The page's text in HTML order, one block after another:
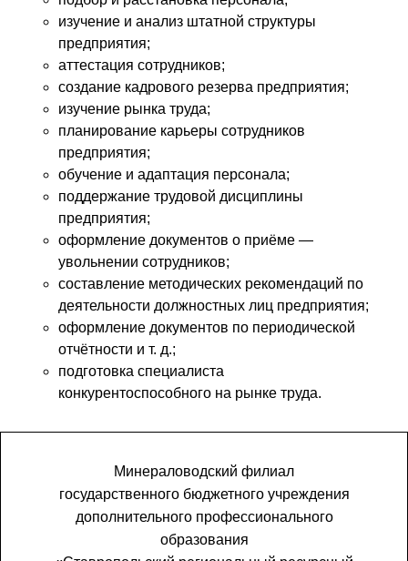
изучение и анализ штатной структуры
предприятия;
аттестация сотрудников;
создание кадрового резерва предприятия;
изучение рынка труда;
планирование карьеры сотрудников
предприятия;
обучение и адаптация персонала;
поддержание трудовой дисциплины
предприятия;
оформление документов о приёме —
увольнении сотрудников;
составление методических рекомендаций по
деятельности должностных лиц предприятия;
оформление документов по периодической
отчётности и т. д.;
подготовка специалиста
конкурентоспособного на рынке труда.
Минераловодский филиал
государственного бюджетного учреждения
дополнительного профессионального
образования